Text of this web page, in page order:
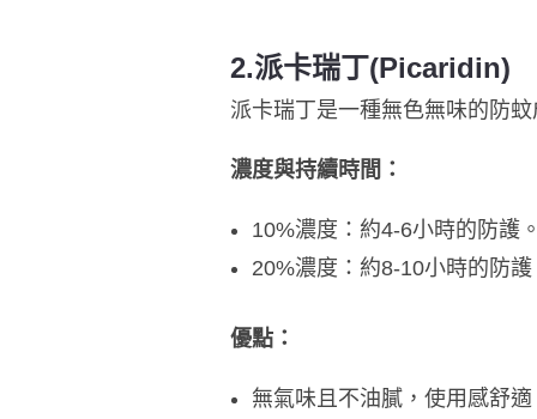
2️.派卡瑞丁(Picaridin)
派卡瑞丁是一種無色無味的防
濃度與持續時間：
​10%濃度：約4-6小時的防護
​20%濃度：約8-10小時的防護
​優點：
無氣味且不油膩，使用感舒適